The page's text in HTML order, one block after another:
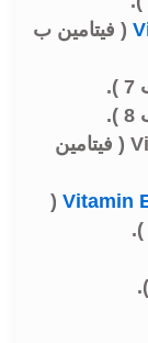
(Pyridoxine) 17% ( فيتامين ب
) : 27% ( فيتامين
Vitamin
(Methylcobalamin) 21% (